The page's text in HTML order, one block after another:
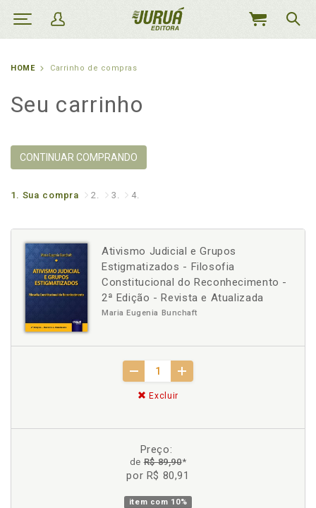
MEU
HOME Carrinho de compras
Seu carrinho
CONTINUAR COMPRANDO
1. Sua compra 2. 3. 4.
Ativismo Judicial e Grupos
Estigmatizados - Filosofia
Constitucional do Reconhecimento -
2ª Edição - Revista e Atualizada
Maria Eugenia Bunchaft
Excluir
Preço:
deR$ 89,90*
por R$ 80,91
item com 10%